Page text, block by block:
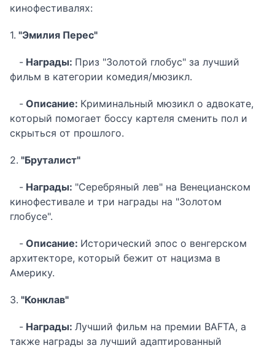
кинофестивалях:
1. "Эмилия Перес"
- Награды: Приз "Золотой глобус" за лучший
фильм в категории комедия/мюзикл.
- Описание: Криминальный мюзикл о адвокате,
который помогает боссу картеля сменить пол и
скрыться от прошлого.
2. "Бруталист"
- Награды: "Серебряный лев" на Венецианском
кинофестивале и три награды на "Золотом
глобусе".
- Описание: Исторический эпос о венгерском
архитекторе, который бежит от нацизма в
Америку.
3. "Конклав"
- Награды: Лучший фильм на премии BAFTA, а
также награды за лучший адаптированный